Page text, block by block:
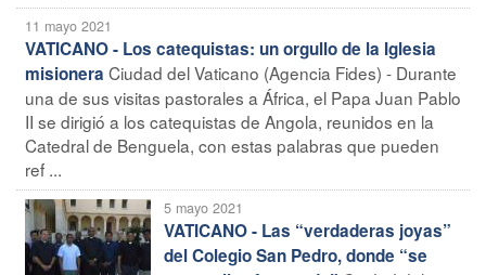
11 mayo 2021
VATICANO - Los catequistas: un orgullo de la Iglesia
misionera Ciudad del Vaticano (Agencia Fides) - Durante
una de sus visitas pastorales a África, el Papa Juan Pablo
II se dirigió a los catequistas de Angola, reunidos en la
Catedral de Benguela, con estas palabras que pueden
ref ...
5 mayo 2021
VATICANO - Las “verdaderas joyas”
del Colegio San Pedro, donde “se